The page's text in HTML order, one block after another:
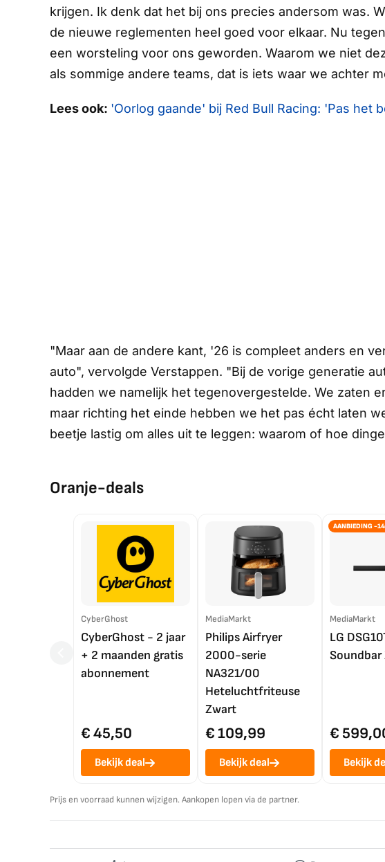
krijgen. Ik denk dat het bij ons precies andersom was.
de nieuwe reglementen heel goed voor elkaar. Nu
een worsteling voor ons geworden. Waarom we niet
als sommige andere teams, dat is iets waar we achter
Lees ook: 'Oorlog gaande' bij Red Bull Racing: 'Pas het
"Maar aan de andere kant, '26 is compleet anders en
auto", vervolgde Verstappen. "Bij de vorige generatie
hadden we namelijk het tegenovergestelde. We zaten
maar richting het einde hebben we het pas écht laten
beetje lastig om alles uit te leggen: waarom of hoe
Oranje-deals
CyberGhost
CyberGhost - 2 jaar
+ 2 maanden gratis
abonnement
€ 45,50
Bekijk deal
MediaMarkt
Philips Airfryer
2000-serie
NA321/00
Heteluchtfriteuse
Zwart
€ 109,99
Bekijk deal
AANBIEDING -
MediaMarkt
LG
Soundbar
€
Bekijk
Prijs en voorraad kunnen wijzigen. Aankopen lopen via de partner.